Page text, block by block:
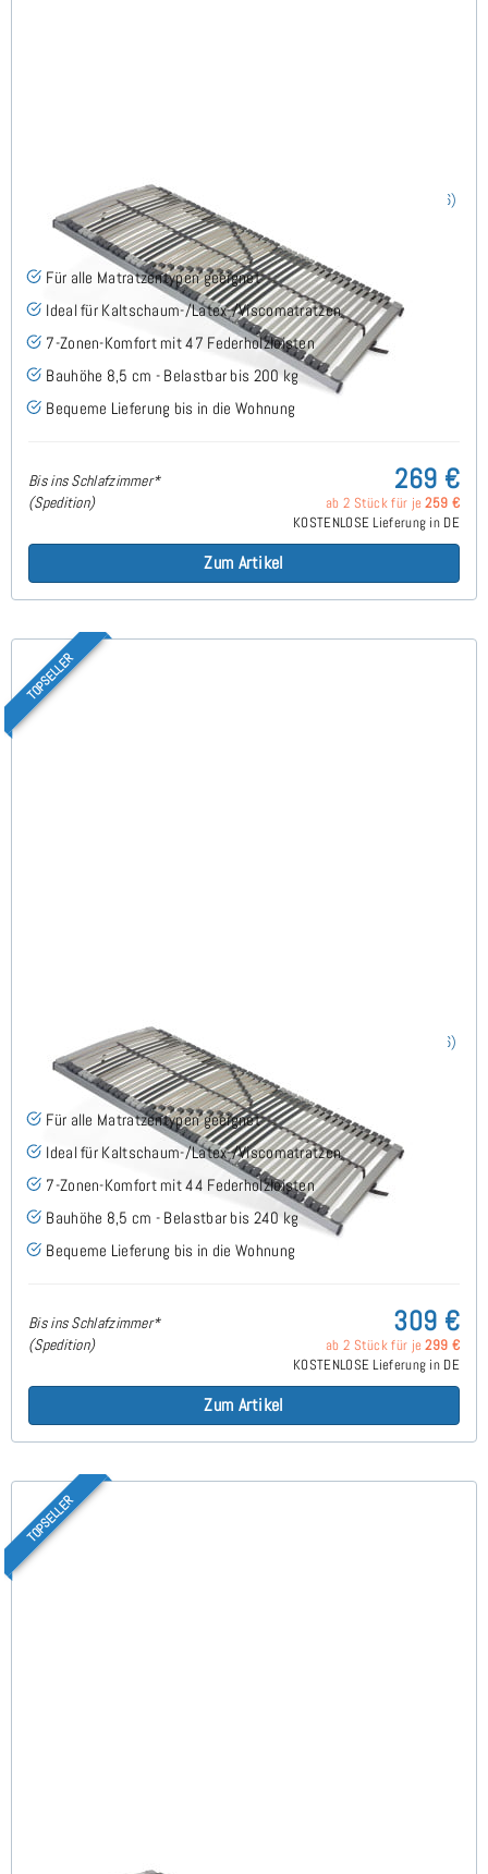
Nimbo 44 NV - Lattenrost 100x210 cm (186)
Für alle Matratzentypen geeignet
Ideal für Kaltschaum-/Latex-/Viscomatratzen
7-Zonen-Komfort mit 47 Federholzleisten
Bauhöhe 8,5 cm - Belastbar bis 200 kg
Bequeme Lieferung bis in die Wohnung
Bis ins Schlafzimmer*
(Spedition)
269 €
ab 2 Stück für je259 €
KOSTENLOSE Lieferung in DE
Zum Artikel
TOPSELLER
Nimbo 44 NV - Lattenrost 110x200 cm (186)
Für alle Matratzentypen geeignet
Ideal für Kaltschaum-/Latex-/Viscomatratzen
7-Zonen-Komfort mit 44 Federholzleisten
Bauhöhe 8,5 cm - Belastbar bis 240 kg
Bequeme Lieferung bis in die Wohnung
Bis ins Schlafzimmer*
(Spedition)
309 €
ab 2 Stück für je299 €
KOSTENLOSE Lieferung in DE
Zum Artikel
TOPSELLER